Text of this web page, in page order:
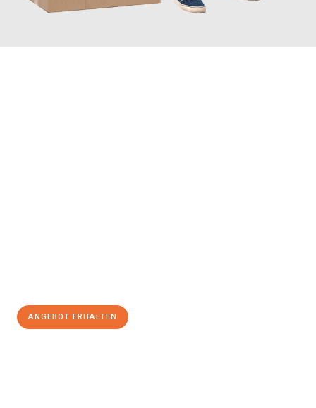
ANGEBOT ERHALTEN